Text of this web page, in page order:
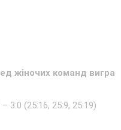
жіночих команд вигра
3:0 (25:16, 25:9, 25:19)